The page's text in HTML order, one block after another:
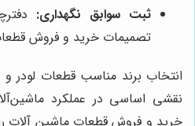
ثبت سوابق نگهداری:
تصمیمات خرید و فروش
انتخاب برند مناسب قطعات لودر
نقشی اساسی در عملکرد
خرید و فروش قطعات ماشین آلات